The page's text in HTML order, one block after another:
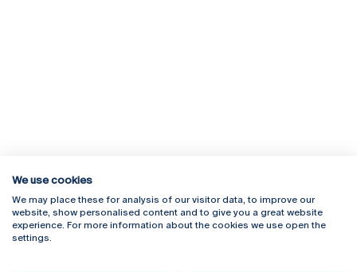
Rua Diogo Botelho 1327
4169-005 Porto
+351 226 196 240
Campus Online
Webmail
We use cookies
We may place these for analysis of our visitor data, to improve our
website, show personalised content and to give you a great website
experience. For more information about the cookies we use open the
settings.